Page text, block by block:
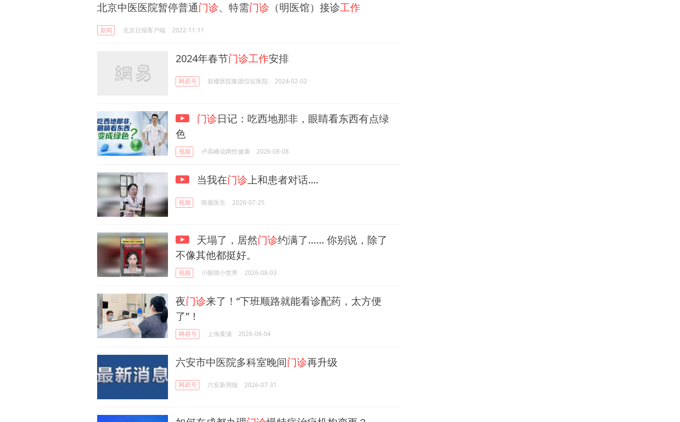
北京中医医院暂停普通门诊、特需门诊 （明医馆）接诊工作
新闻 北京日报客户端 2022-11-11
2024年春节门诊工作安排
网易号 鼓楼医院集团仪征医院 2024-02-02
门诊日记：吃西地那非，眼睛看东西有点绿
色
视频 卢高峰说两性健康 2026-08-08
当我在门诊上和患者对话....
视频 陈薇医生 2026-07-25
天塌了，居然门诊约满了…… 你别说，除了
不像其他都挺好。
视频 小眼睛小世界 2026-08-03
夜门诊来了！“下班顺路就能看诊配药，太方便
了”！
网易号 上海黄浦 2026-08-04
六安市中医院多科室晚间门诊再升级
网易号 六安新周报 2026-07-31